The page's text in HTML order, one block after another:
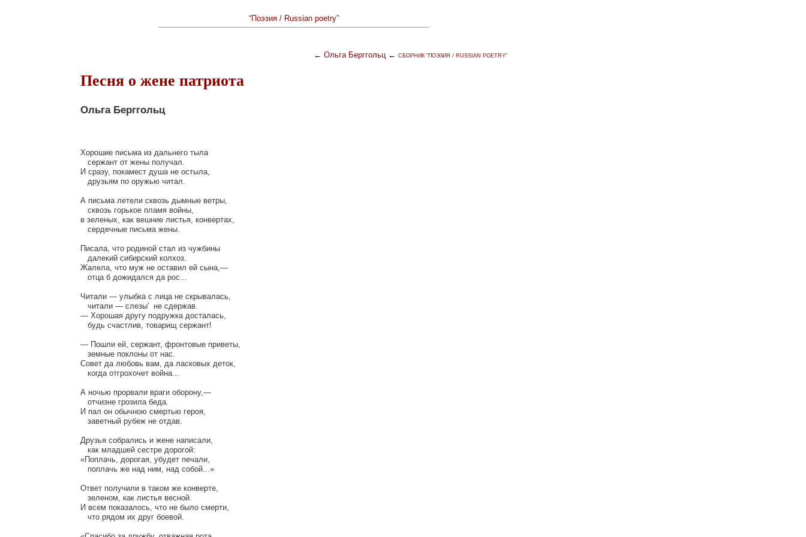
“Поэзия / Russian poetry”
← Ольга Берггольц← СБОРНИК “ПОЭЗИЯ / RUSSIAN POETRY”
Песня о жене патриота
Ольга Берггольц
Хорошие письма из дальнего тыла
   сержант от жены получал.
И сразу, покамест душа не остыла,
   друзьям по оружью читал.
А письма летели сквозь дымные ветры,
   сквозь горькое пламя войны,
в зеленых, как вешние листья, конвертах,
   сердечные письма жены.
Писала, что родиной стал из чужбины
   далекий сибирский колхоз.
Жалела, что муж не оставил ей сына,—
   отца б дожидался да рос...
Читали — улыбка с лица не скрывалась,
   читали — слезы'  не сдержав.
— Хорошая другу подружка досталась,
   будь счастлив, товарищ сержант!
— Пошли ей, сержант, фронтовые приветы,
   земные поклоны от нас.
Совет да любовь вам, да ласковых деток,
   когда отгрохочет война...
А ночью прорвали враги оборону,—
   отчизне грозила беда.
И пал он обычною смертью героя,
   заветный рубеж не отдав.
Друзья собрались и жене написали,
   как младшей сестре дорогой:
«Поплачь, дорогая, убудет печали,
   поплачь же над ним, над собой...»
Ответ получили в таком же конверте,
   зеленом, как листья весной.
И всем показалось, что не было смерти,
   что рядом их друг боевой.